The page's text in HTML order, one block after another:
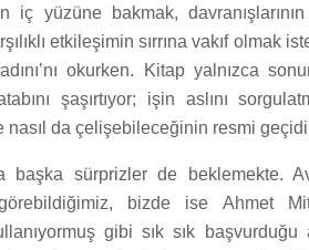
iç yüzüne bakmak,
etkileşimin sırrına vakıf olmak
okurken. Kitap yalnızca
şaşırtıyor; işin aslını
da çelişebileceğinin resmi
başka sürprizler de beklemekte.
bizde ise Ahmet
gibi sık sık